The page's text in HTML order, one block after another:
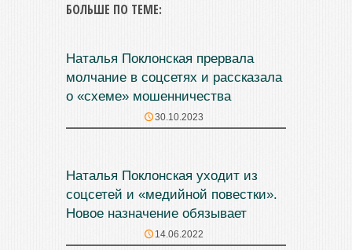
БОЛЬШЕ ПО ТЕМЕ:
Наталья Поклонская прервала
молчание в соцсетях и рассказала
о «схеме» мошенничества
30.10.2023
Наталья Поклонская уходит из
соцсетей и «медийной повестки».
Новое назначение обязывает
14.06.2022